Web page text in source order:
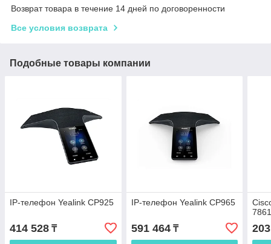
Возврат товара в течение 14 дней по договоренности
Все условия возврата
Подобные товары компании
IP-телефон Yealink CP925
414 528 ₸
IP-телефон Yealink CP965
591 464₸